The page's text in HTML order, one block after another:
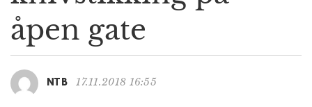
g
i
åpen gate
NTB 17.11.2018 16:55